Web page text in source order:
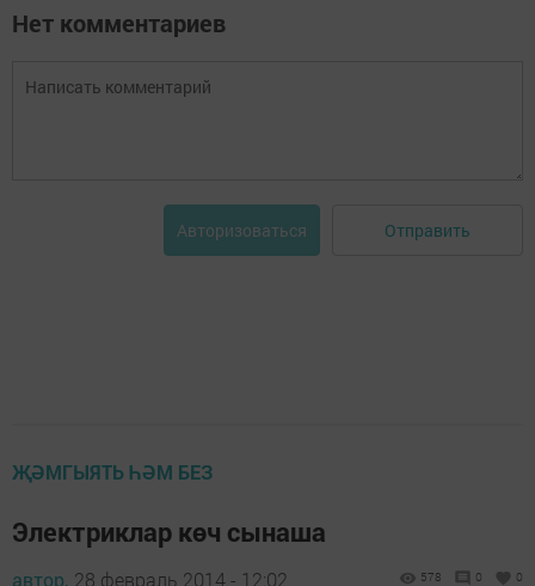
Нет комментариев
Авторизоваться Отправить
ҖӘМГЫЯТЬ ҺӘМ БЕЗ
Электриклар көч сынаша
автор, 28 февраль 2014 - 12:02 578 0 0